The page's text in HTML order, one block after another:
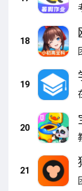
18
19
20
21